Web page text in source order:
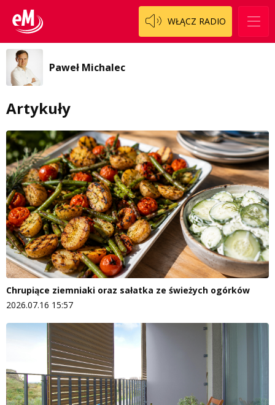
WŁĄCZ RADIO
Paweł Michalec
Artykuły
Chrupiące ziemniaki oraz sałatka ze świeżych ogórków
2026.07.16 15:57